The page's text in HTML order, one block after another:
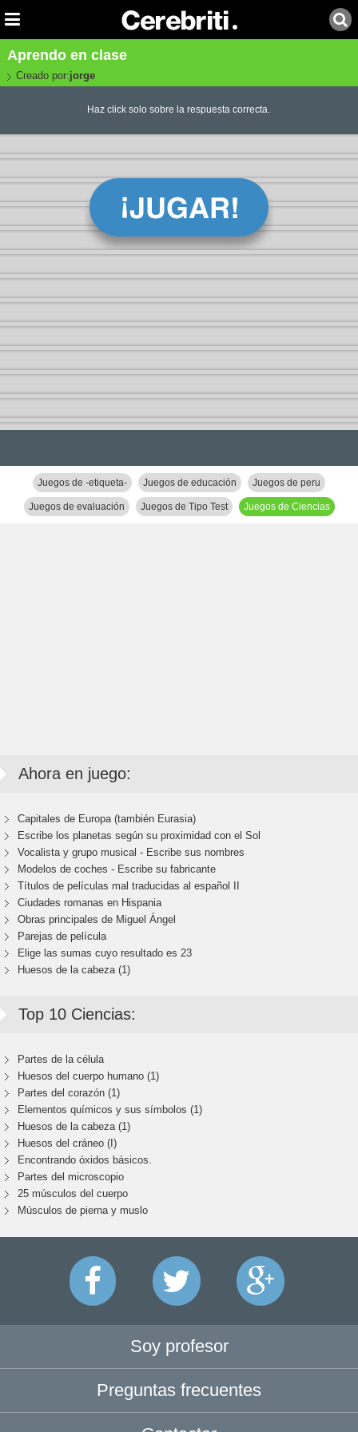
Aprendo en clase
Creado por:jorge
Haz click solo sobre la respuesta correcta.
Juegos de -etiqueta- Juegos de educación Juegos de peru
Juegos de evaluación Juegos de Tipo Test Juegos de Ciencias
Ahora en juego:
Capitales de Europa (también Eurasia)
Escribe los planetas según su proximidad con el Sol
Vocalista y grupo musical - Escribe sus nombres
Modelos de coches - Escribe su fabricante
Títulos de películas mal traducidas al español II
Ciudades romanas en Hispania
Obras principales de Miguel Ángel
Parejas de película
Elige las sumas cuyo resultado es 23
Huesos de la cabeza (1)
Top 10 Ciencias:
Partes de la célula
Huesos del cuerpo humano (1)
Partes del corazón (1)
Elementos químicos y sus símbolos (1)
Huesos de la cabeza (1)
Huesos del cráneo (I)
Encontrando óxidos básicos.
Partes del microscopio
25 músculos del cuerpo
Músculos de pierna y muslo
Soy profesor
Preguntas frecuentes